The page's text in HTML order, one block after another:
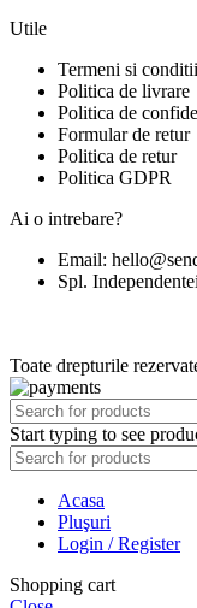
Utile
Termeni si conditii
Politica de livrare
Politica de
Formular de retur
Politica de retur
Politica GDPR
Ai o intrebare?
Email:
Spl.
Toate drepturile
Start typing to see
Acasa
Pluşuri
Login / Register
Shopping cart